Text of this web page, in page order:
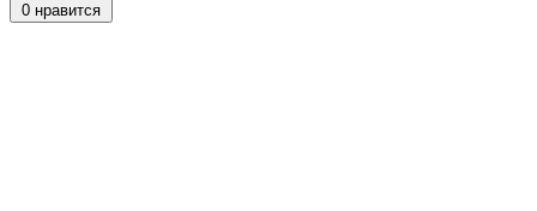
0 нравится